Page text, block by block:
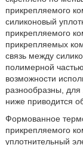
прикрепляемого
силиконовый
прикрепляемого
прикрепляемых
связь между
полимерной
возможности
разнообразны,
ниже приводится
Формованное
прикрепляемого
уплотнительный